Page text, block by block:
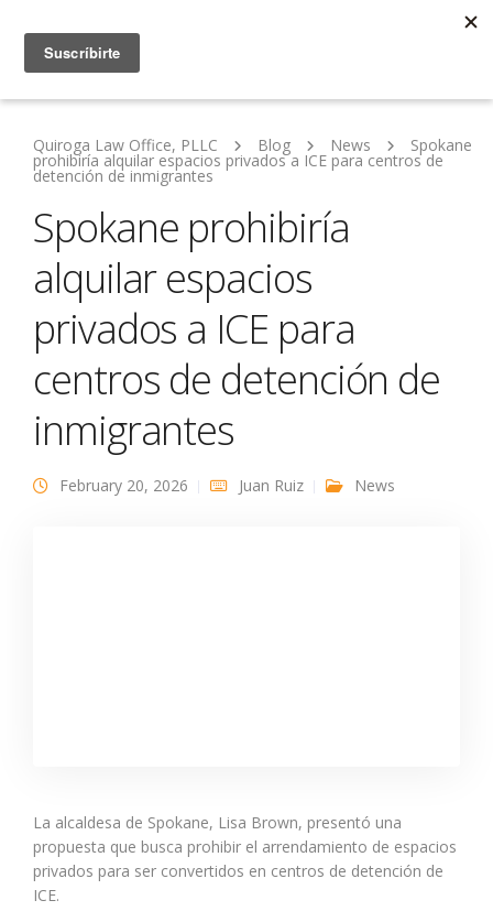
Quiroga Law Office, PLLC Blog News Spokane
prohibiría alquilar espacios privados a ICE para centros de
detención de inmigrantes
Spokane prohibiría
alquilar espacios
privados a ICE para
centros de detención de
inmigrantes
February 20, 2026 Juan Ruiz News
La alcaldesa de Spokane, Lisa Brown, presentó una
propuesta que busca prohibir el arrendamiento de espacios
privados para ser convertidos en centros de detención de
ICE.